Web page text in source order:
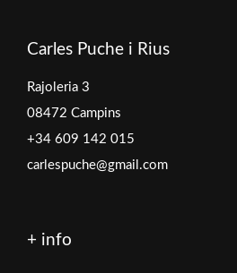
Carles Puche i Rius
Rajoleria 3
08472 Campins
+34 609 142 015
carlespuche@gmail.com
+ info